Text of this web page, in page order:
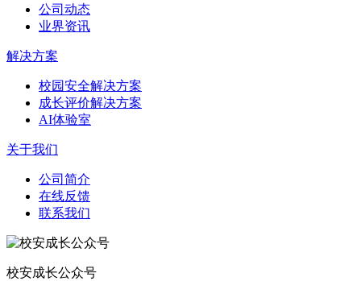
公司动态
业界资讯
解决方案
校园安全解决方案
成长评价解决方案
AI体验室
关于我们
公司简介
在线反馈
联系我们
校安成长公众号